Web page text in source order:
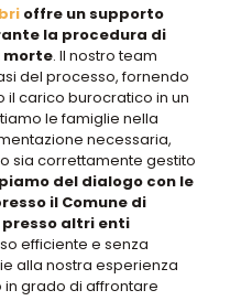
offre un supporto
la procedura di
. Il nostro team
del processo, fornendo
il carico burocratico in un
le famiglie nella
necessaria,
sia correttamente gestito
del dialogo con le
il Comune di
altri enti
efficiente e senza
alla nostra esperienza
grado di affrontare